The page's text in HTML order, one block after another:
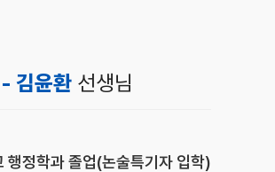
김윤환 선생님
행정학과 졸업(논술특기자 입학)